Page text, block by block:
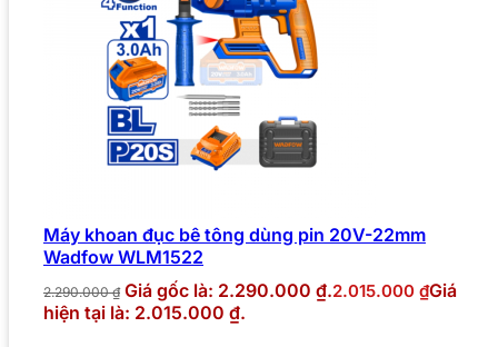
Máy khoan đục bê tông dùng pin 20V-22mm
Wadfow WLM1522
2.290.000₫ Giá gốc là: 2.290.000 ₫.2.015.000 ₫Giá
hiện tại là: 2.015.000 ₫.